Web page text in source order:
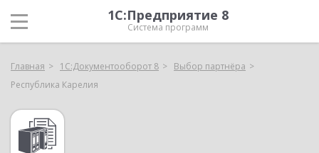
1С:Предприятие 8
Система программ
Главная 1С:Документооборот 8
Выбор партнёра
Республика Карелия